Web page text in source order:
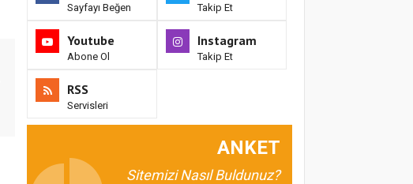
Sayfayı Beğen Takip Et
Youtube
Abone Ol
Instagram
Takip Et
RSS
Servisleri
ANKET
Sitemizi Nasıl Buldunuz?